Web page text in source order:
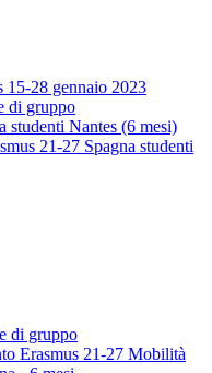
15-28 gennaio 2023
di gruppo
studenti Nantes (6 mesi)
21-27 Spagna studenti
di gruppo
Erasmus 21-27 Mobilità